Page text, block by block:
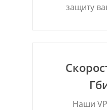
защиту
Наши